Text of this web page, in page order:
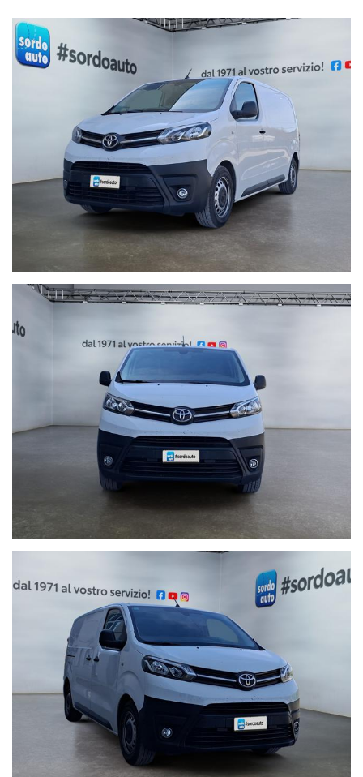
Bracciolo conducente
Porte posteriori doppio battente
Omologato 3 posti
Prezzo da intendersi al netto dell'iva,UNICO PROPRIETARIO
fumatore, mai urtato, disponibile presso la nostra sede.
Siamo a vostra completa disposizione per qualsiasi prova,
passaggio di proprietà escluso.
Finanziamenti personalizzati in sede con le migliori condizioni del
mercato, con anticipo ZEROe dilazionabili fino ad 84 mensilità.
° Assicurazioni integrative per la salvaguardia e protezione del
Al fine di non incombere in spiacevoli equivoci, è sempre bene
accertarsi della correttezza dei dati e della disponibilità del mezzo
tramite contatto telefonico.